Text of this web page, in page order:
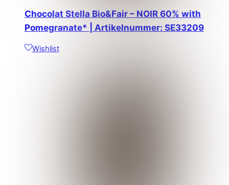
Chocolat Stella Bio&Fair – NOIR 60% with
Pomegranate* | Artikelnummer: SE33209
Wishlist